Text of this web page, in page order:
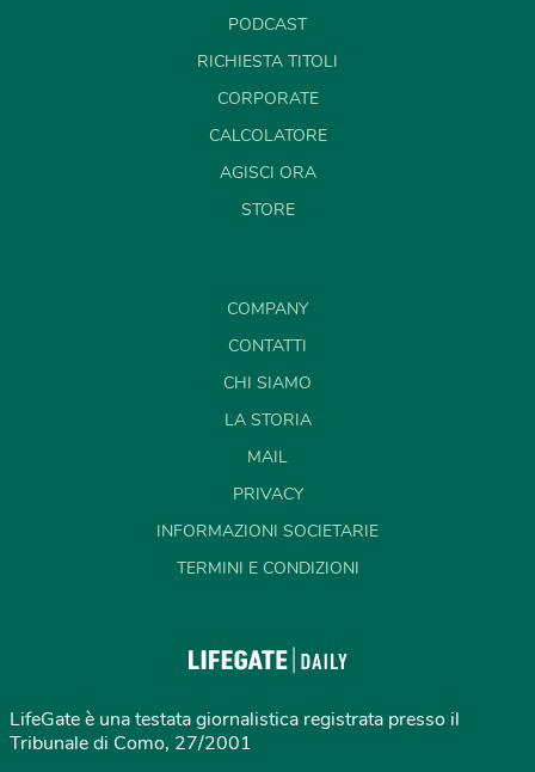
PODCAST
RICHIESTA TITOLI
CORPORATE
CALCOLATORE
AGISCI ORA
STORE
COMPANY
CONTATTI
CHI SIAMO
LA STORIA
MAIL
PRIVACY
INFORMAZIONI SOCIETARIE
TERMINI E CONDIZIONI
LifeGate è una testata giornalistica registrata presso il
Tribunale di Como, 27/2001